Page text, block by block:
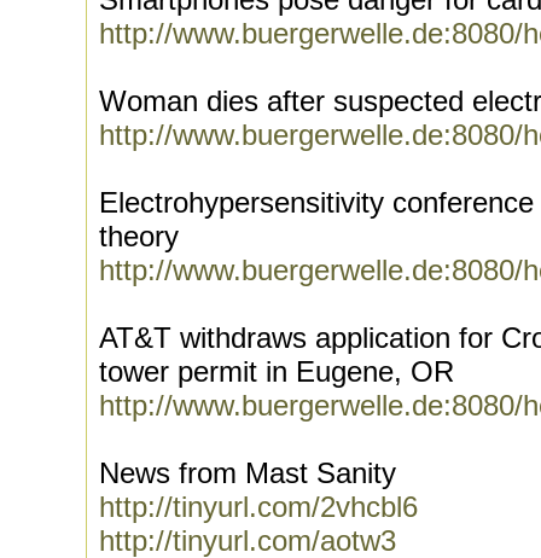
http://www.buergerwelle.de:8080/
Woman dies after suspected
http://www.buergerwelle.de:8080/
Electrohypersensitivity
theory
http://www.buergerwelle.de:8080/
AT&T withdraws application for
tower permit in Eugene, OR
http://www.buergerwelle.de:8080/
News from Mast Sanity
http://tinyurl.com/2vhcbl6
http://tinyurl.com/aotw3